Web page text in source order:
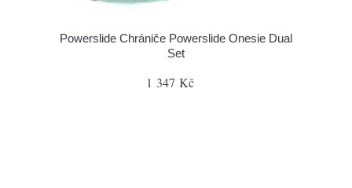
Powerslide Chrániče Powerslide Onesie Dual
Set
1 347 Kč